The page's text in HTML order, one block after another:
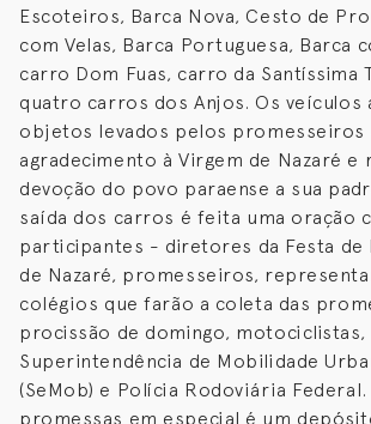
Escoteiros, Barca Nova, Cesto de
com Velas, Barca Portuguesa, Barca
carro Dom Fuas, carro da Santíssima
quatro carros dos Anjos. Os veículos
objetos levados pelos promesseiros
agradecimento à Virgem de Nazaré e
devoção do povo paraense a sua
saída dos carros é feita uma oração
participantes - diretores da Festa de
de Nazaré, promesseiros,
colégios que farão a coleta das
procissão de domingo, motociclistas,
Superintendência de Mobilidade
(SeMob) e Polícia Rodoviária
promessas em especial é um